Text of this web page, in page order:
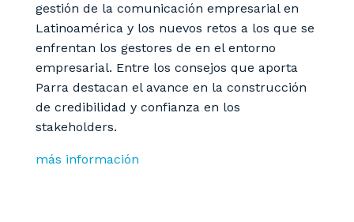
gestión de la comunicación empresarial en
Latinoamérica y los nuevos retos a los que se
enfrentan los gestores de en el entorno
empresarial. Entre los consejos que aporta
Parra destacan el avance en la construcción
de credibilidad y confianza en los
stakeholders.
más información